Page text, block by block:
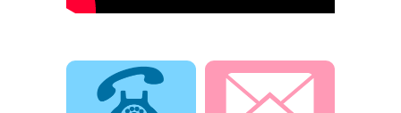
電話でお問合せ